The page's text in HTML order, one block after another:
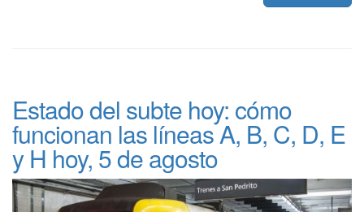
Estado del subte hoy: cómo
funcionan las líneas A, B, C, D, E
y H hoy, 5 de agosto